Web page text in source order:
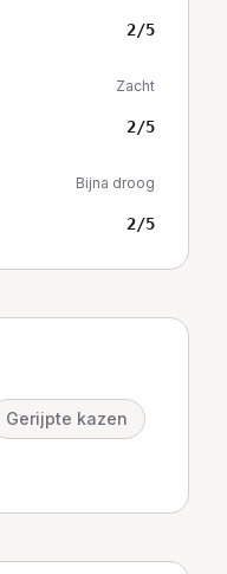
2/5
Zacht
2/5
Bijna droog
2/5
Gerijpte kazen